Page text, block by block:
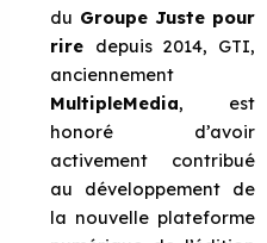
du Groupe Juste pour
rire depuis 2014, GTI,
anciennement
MultipleMedia, est
honoré d’avoir
activement contribué
au développement de
la nouvelle plateforme